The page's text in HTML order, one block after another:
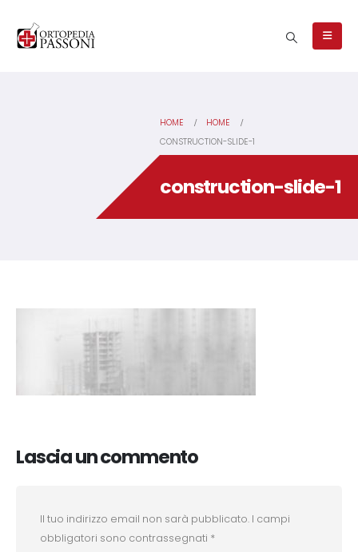
HOME
HOME
CONSTRUCTION-SLIDE-1
construction-slide-1
Lascia un commento
Il tuo indirizzo email non sarà pubblicato. I campi
obbligatori sono contrassegnati *